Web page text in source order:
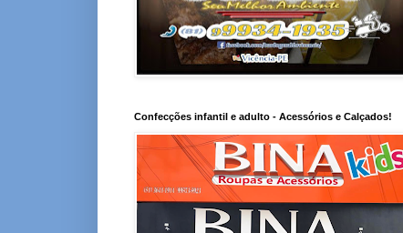
Confecções infantil e adulto - Acessórios e Calçados!